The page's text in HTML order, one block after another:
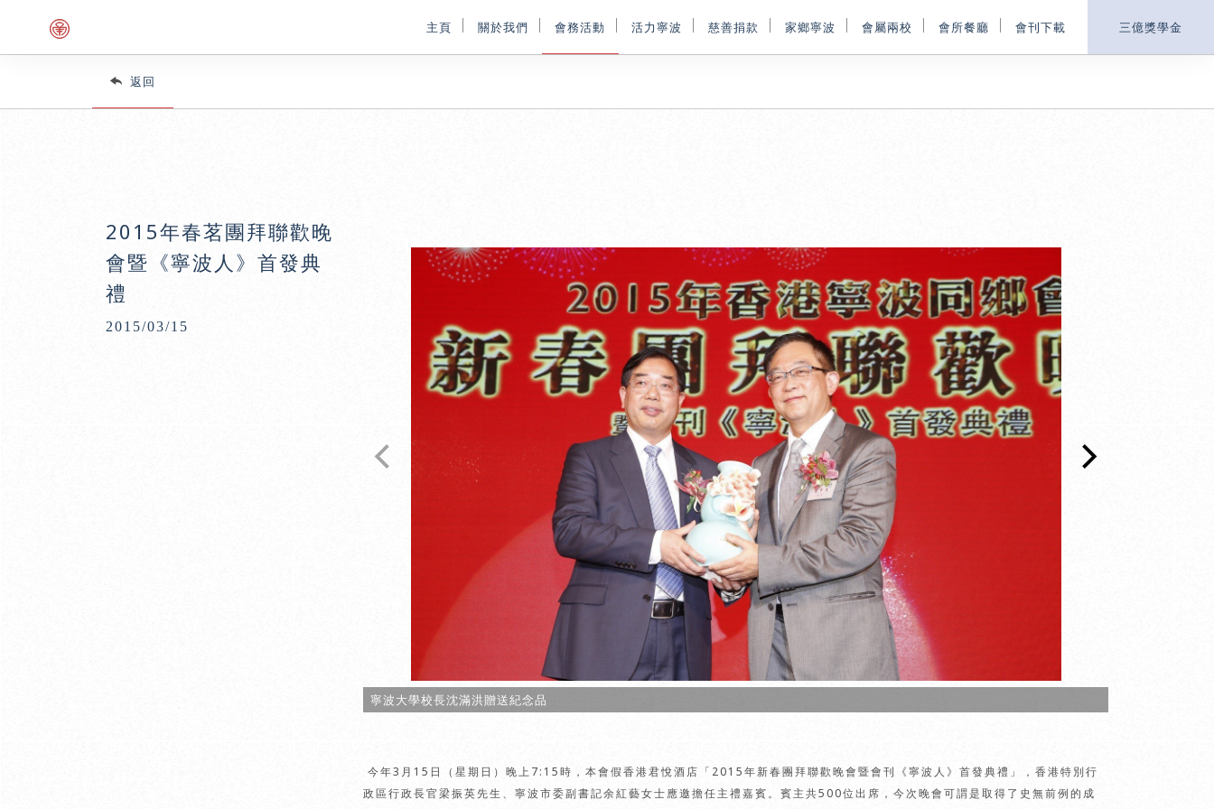
主頁 關於我們 會務活動 活力寧波 慈善捐款 家鄉寧波 會屬兩校 會所餐廳 會刊下載 三億獎學金
返回
2015年春茗團拜聯歡晚
會暨《寧波人》首發典
禮
2015/03/15
寧波大學校長沈滿洪贈送紀念品
今年3月15日（星期日）晚上7:15時，本會假香港君悅酒店「2015年新春團拜聯歡晚會暨會刊《寧波人》首發典禮」，香港特別行
政區行政長官梁振英先生、寧波市委副書記余紅藝女士應邀擔任主禮嘉賓。賓主共500位出席，今次晚會可謂是取得了史無前例的成